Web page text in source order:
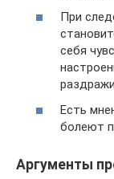
При
себя
Есть
болеют
Аргументы